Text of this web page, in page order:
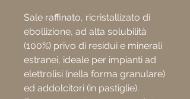
Sale raffinato, ricristallizato di
ebollizione, ad alta solubilità
(100%) privo di residui e minerali
estranei, ideale per impianti ad
elettrolisi (nella forma granulare)
ed addolcitori (in pastiglie).